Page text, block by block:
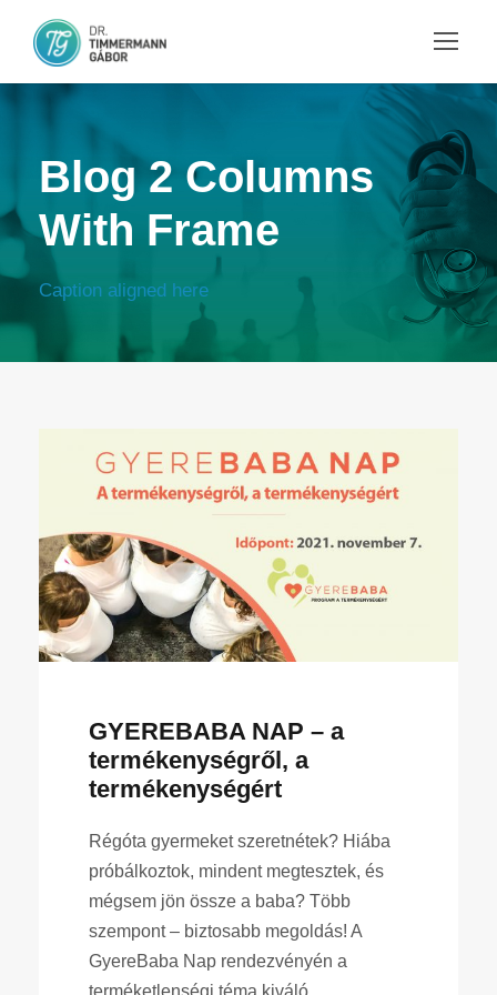
Blog 2 Columns
With Frame
Caption aligned here
GYEREBABA NAP – a
termékenységről, a
termékenységért
Régóta gyermeket szeretnétek? Hiába
próbálkoztok, mindent megtesztek, és
mégsem jön össze a baba? Több
szempont – biztosabb megoldás! A
GyereBaba Nap rendezvényén a